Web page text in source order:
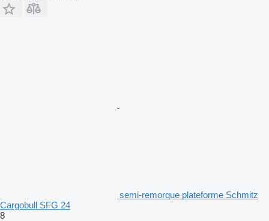
semi-remorque plateforme Schmitz
Cargobull SFG 24
8